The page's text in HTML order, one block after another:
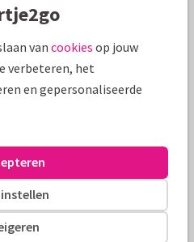
broer op de bank met zijn
wens aan te passen
van cookies op jouw
verbeteren, het
en gepersonaliseerde